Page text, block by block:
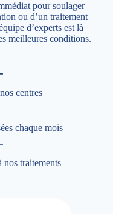
pour soulager
ou d’un traitement
d’experts est là
meilleures conditions.
centres
chaque mois
nos traitements